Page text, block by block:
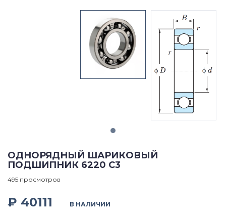
ОДНОРЯДНЫЙ ШАРИКОВЫЙ
ПОДШИПНИК 6220 C3
495 просмотров
₽ 40111 В НАЛИЧИИ